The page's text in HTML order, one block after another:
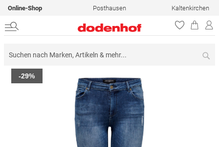
Online-Shop Posthausen Kaltenkirchen
Zum
Ende
-29%